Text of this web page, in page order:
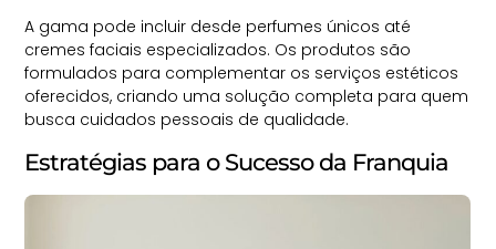
A gama pode incluir desde perfumes únicos até
cremes faciais especializados. Os produtos são
formulados para complementar os serviços estéticos
oferecidos, criando uma solução completa para quem
busca cuidados pessoais de qualidade.
Estratégias para o Sucesso da Franquia